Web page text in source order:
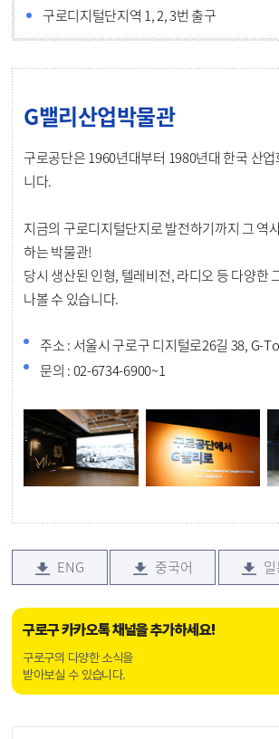
구로디지털단지역 1, 2, 3번 출구
G밸리산업박물관
구로공단은 1960년대부터 1980년대 한국 산
니다.
지금의 구로디지털단지로 발전하기까지 그 역
하는 박물관!
당시 생산된 인형, 텔레비전, 라디오 등 다양한
나볼 수 있습니다.
주소 : 서울시 구로구 디지털로26길 38, G-
문의 : 02-6734-6900~1
ENG 중국어
구로구 카카오톡 채널을 추가하세요!
구로구의 다양한 소식을
받아보실 수 있습니다.